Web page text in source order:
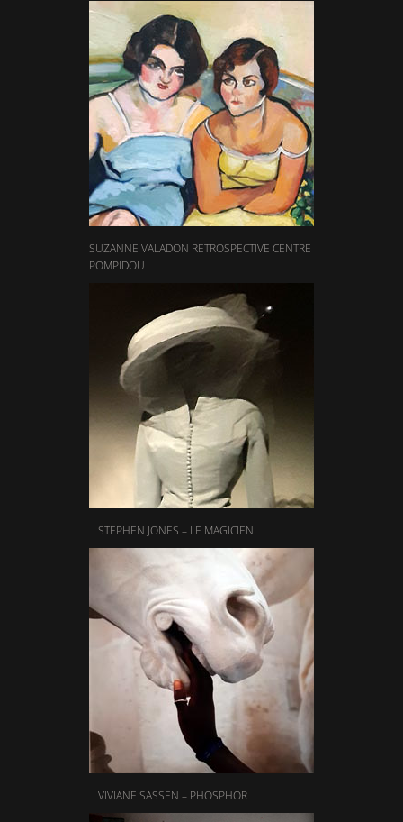
SUZANNE VALADON RETROSPECTIVE CENTRE
POMPIDOU
STEPHEN JONES – LE MAGICIEN
VIVIANE SASSEN – PHOSPHOR